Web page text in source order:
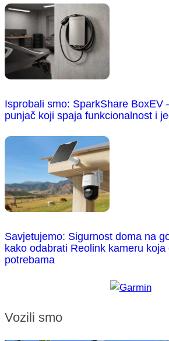
Isprobali smo: SparkShare BoxEV
punjač koji spaja funkcionalnost i
Savjetujemo: Sigurnost doma na
kako odabrati Reolink kameru koja
potrebama
Vozili smo